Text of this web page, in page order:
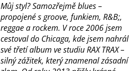
Můj styl? Samozřejmě blues –
propojené s groove, funkiem, R&B;,
reggae a rockem. V roce 2006 jsem
cestoval do Chicaga, kde jsem nahrál
své třetí album ve studiu RAX TRAX –
silný zážitek, který znamenal zásadní